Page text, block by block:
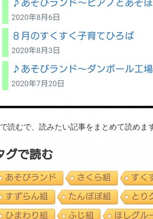
読むで、読みたい記事をまとめて読めま